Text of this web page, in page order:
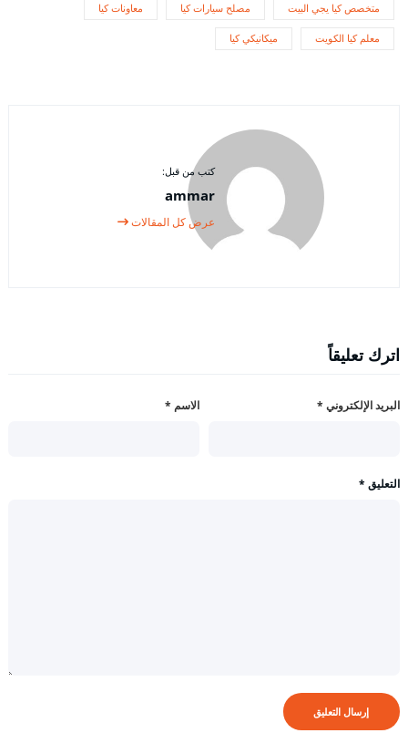
متخصص كيا يجي البيت مصلح سيارات كيا معاونات كيا
معلم كيا الكويت ميكانيكي كيا
كتب من قبل:
ammar
عرض كل المقالات
اترك تعليقاً
الاسم * البريد الإلكتروني *
التعليق *